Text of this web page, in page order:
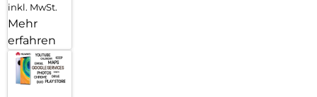
inkl. MwSt.
Mehr
erfahren